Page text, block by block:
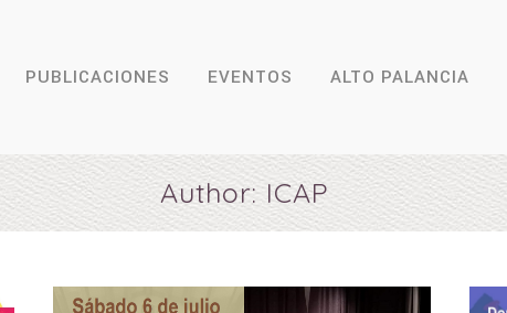
PUBLICACIONES EVENTOS ALTO PALANCIA
Author: ICAP